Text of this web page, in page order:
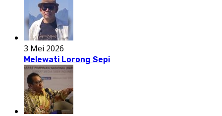
3 Mei 2026
Melewati Lorong Sepi